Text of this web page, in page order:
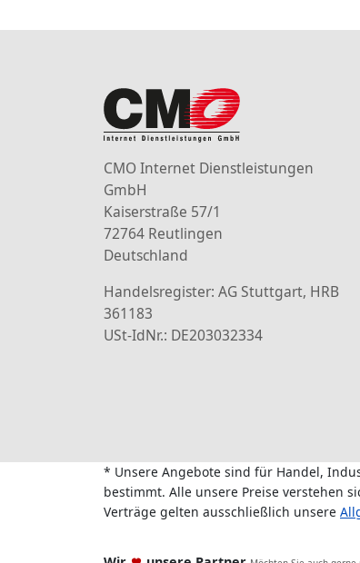
CMO Internet Dienstleistungen
GmbH
Kaiserstraße 57/1
72764 Reutlingen
Deutschland
Handelsregister: AG Stuttgart, HRB
361183
USt-IdNr.: DE203032334
* Unsere Angebote sind für Handel,
bestimmt. Alle unsere Preise verstehen
Verträge gelten ausschließlich unsere